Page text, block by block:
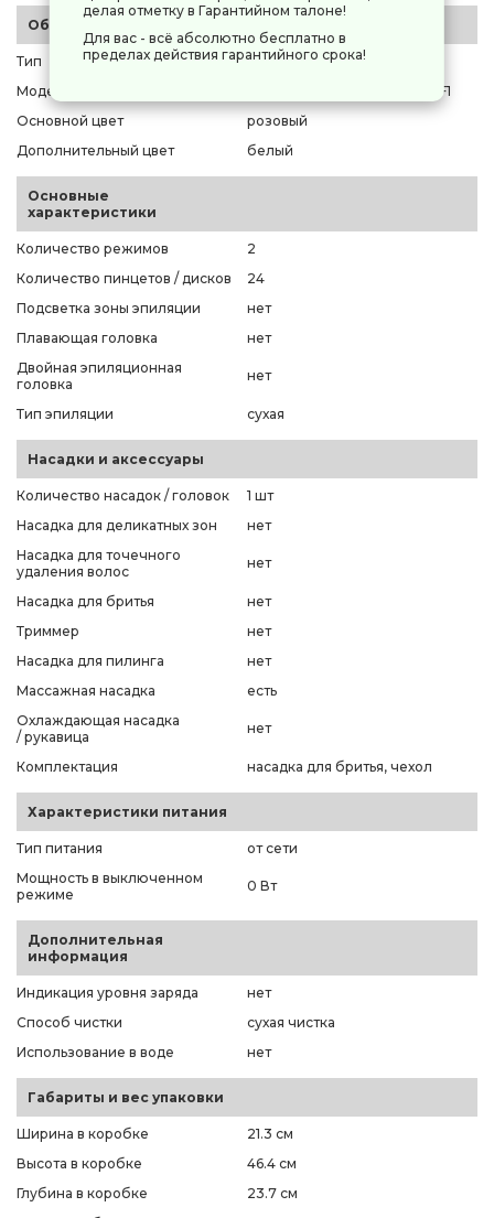
Общие параметры
Тип
эпилятор
Модель
Rowenta Easy Touch EP1120F1
Основной цвет
розовый
Дополнительный цвет
белый
Основные
характеристики
Количество режимов
2
Количество пинцетов / дисков
24
Подсветка зоны эпиляции
нет
Плавающая головка
нет
Двойная эпиляционная
головка
нет
Тип эпиляции сухая
Насадки и аксессуары
Количество насадок / головок
1 шт
Насадка для деликатных зон
нет
Насадка для точечного
удаления волос
нет
Насадка для бритья
нет
Триммер
нет
Насадка для пилинга
нет
Массажная насадка
есть
Охлаждающая насадка
/ рукавица
нет
Комплектация насадка для бритья, чехол
Характеристики питания
Тип питания
от сети
Мощность в выключенном
режиме
0 Вт
Дополнительная
информация
Индикация уровня заряда
нет
Способ чистки
сухая чистка
Использование в воде
нет
Габариты и вес упаковки
Ширина в коробке
21.3 см
Высота в коробке
46.4 см
Глубина в коробке
23.7 см
делая отметку в Гарантийном талоне!
Для вас - всё абсолютно бесплатно в
пределах действия гарантийного срока!